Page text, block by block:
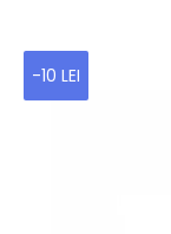
-10 LEI